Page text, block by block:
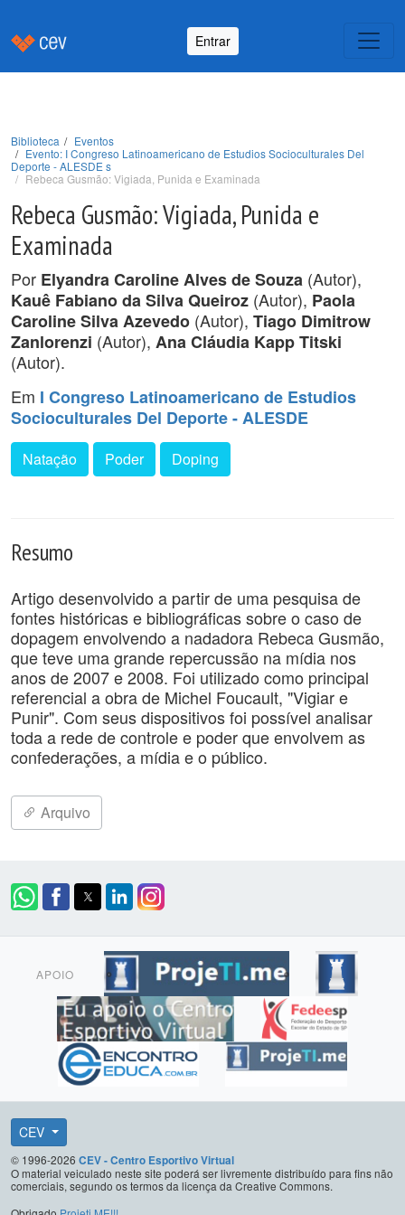
Entrar
Biblioteca
Eventos
Evento: I Congreso Latinoamericano de Estudios Socioculturales Del
Deporte - ALESDE s
Rebeca Gusmão: Vigiada, Punida e Examinada
Rebeca Gusmão: Vigiada, Punida e
Examinada
Por Elyandra Caroline Alves de Souza (Autor),
Kauê Fabiano da Silva Queiroz (Autor), Paola
Caroline Silva Azevedo (Autor), Tiago Dimitrow
Zanlorenzi (Autor), Ana Cláudia Kapp Titski
(Autor).
Em I Congreso Latinoamericano de Estudios
Socioculturales Del Deporte - ALESDE
Natação Poder Doping
Resumo
Artigo desenvolvido a partir de uma pesquisa de
fontes históricas e bibliográficas sobre o caso de
dopagem envolvendo a nadadora Rebeca Gusmão,
que teve uma grande repercussão na mídia nos
anos de 2007 e 2008. Foi utilizado como principal
referencial a obra de Michel Foucault, "Vigiar e
Punir". Com seus dispositivos foi possível analisar
toda a rede de controle e poder que envolvem as
confederações, a mídia e o público.
Arquivo
APOIO
CEV
© 1996-2026 CEV - Centro Esportivo Virtual
O material veiculado neste site poderá ser livremente distribuído para fins não
comerciais, segundo os termos da licença da Creative Commons.